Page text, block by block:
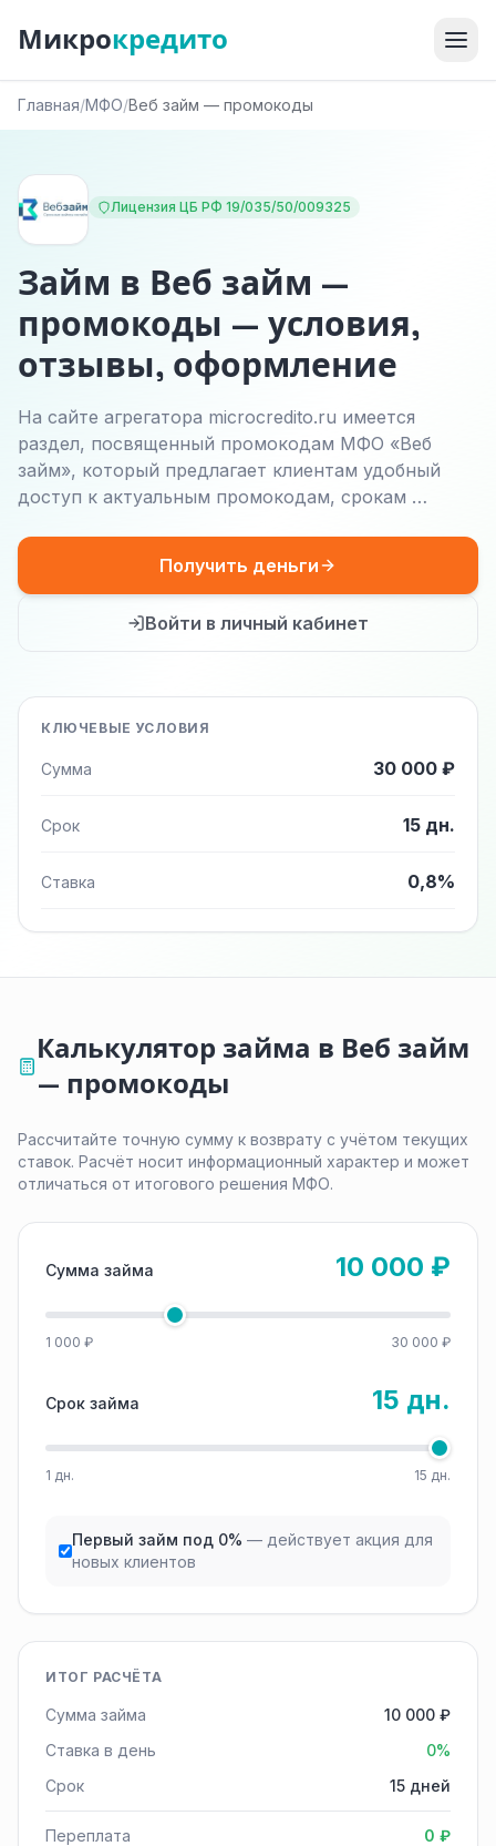
Микрокредито
Главная/МФО/Веб займ — промокоды
Лицензия ЦБ РФ 19/035/50/009325
Займ в Веб займ —
промокоды — условия,
отзывы, оформление
На сайте агрегатора microcredito.ru имеется
раздел, посвященный промокодам МФО «Веб
займ», который предлагает клиентам удобный
доступ к актуальным промокодам, срокам …
Получить деньги
Войти в личный кабинет
КЛЮЧЕВЫЕ УСЛОВИЯ
Сумма 30 000 ₽
Срок 15 дн.
Ставка 0,8%
Калькулятор займа в Веб займ
— промокоды
Рассчитайте точную сумму к возврату с учётом текущих
ставок. Расчёт носит информационный характер и может
отличаться от итогового решения МФО.
Сумма займа 10 000 ₽
1 000 ₽ 30 000 ₽
Срок займа 15 дн.
1 дн. 15 дн.
Первый займ под 0% — действует акция для
новых клиентов
ИТОГ РАСЧЁТА
Сумма займа
10 000 ₽
Ставка в день
0%
Срок
15 дней
Переплата 0 ₽